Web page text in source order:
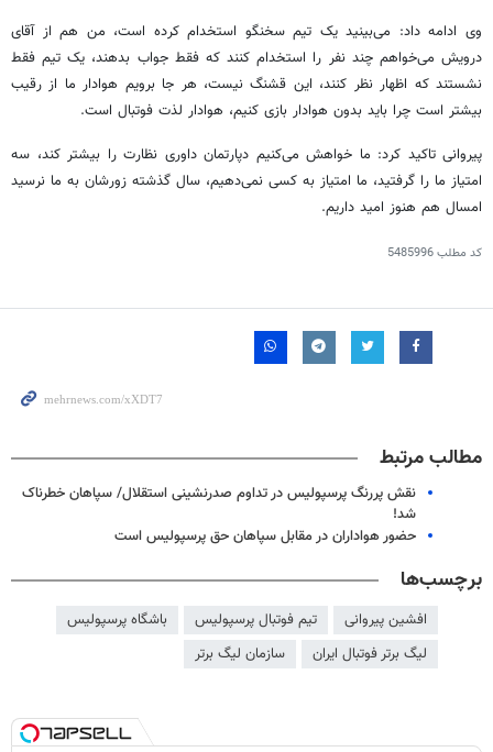
وی ادامه داد: می‌بینید یک تیم سخنگو استخدام کرده است، من هم از آقای
درویش می‌خواهم چند نفر را استخدام کنند که فقط جواب بدهند، یک تیم فقط
نشستند که اظهار نظر کنند، این قشنگ نیست، هر جا برویم هوادار ما از رقیب
بیشتر است چرا باید بدون هوادار بازی کنیم، هوادار لذت فوتبال است.
پیروانی تاکید کرد: ما خواهش می‌کنیم دپارتمان داوری نظارت را بیشتر کند، سه
امتیاز ما را گرفتید، ما امتیاز به کسی نمی‌دهیم، سال گذشته زورشان به ما نرسید
امسال هم هنوز امید داریم.
کد مطلب5485996
مطالب مرتبط
نقش پررنگ پرسپولیس در تداوم صدرنشینی استقلال/ سپاهان خطرناک
شد!
حضور هواداران در مقابل سپاهان حق پرسپولیس است
برچسب‌ها
افشین پیروانی تیم فوتبال پرسپولیس
باشگاه پرسپولیس
لیگ برتر فوتبال ایران
سازمان لیگ برتر